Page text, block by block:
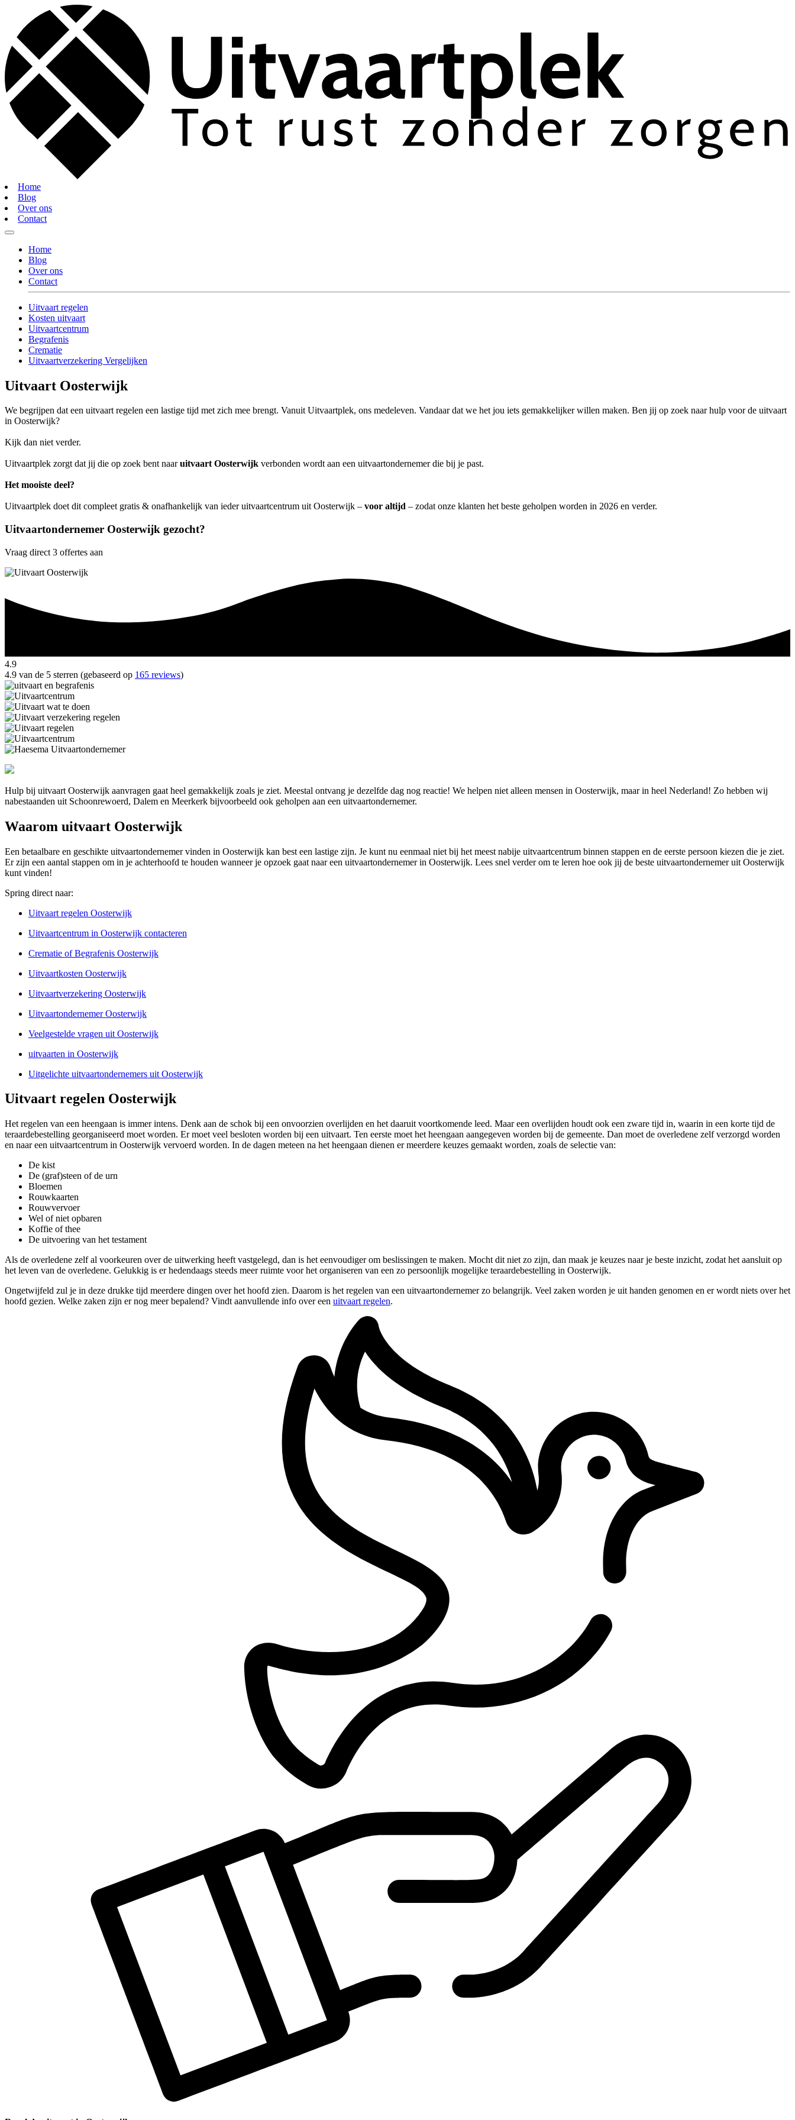
Home
Blog
Over ons
Contact
Home
Blog
Over ons
Contact
Uitvaart regelen
Kosten uitvaart
Uitvaartcentrum
Begrafenis
Crematie
Uitvaartverzekering Vergelijken
Uitvaart Oosterwijk
We begrijpen dat een uitvaart regelen een lastige tijd met zich mee brengt. Vanuit Uitvaartplek, ons medeleven. Vandaar dat we het jou iets gemakkelijker willen maken. Ben jij op zoek naar hulp voor de uitvaart
in Oosterwijk?
Kijk dan niet verder.
Uitvaartplek zorgt dat jij die op zoek bent naaruitvaart Oosterwijk verbonden wordt aan een uitvaartondernemer die bij je past.
Het mooiste deel?
Uitvaartplek doet dit compleet gratis & onafhankelijk van ieder uitvaartcentrum uit Oosterwijk – voor altijd – zodat onze klanten het beste geholpen worden in 2026 en verder.
Uitvaartondernemer Oosterwijk gezocht?
Vraag direct 3 offertes aan
4.9
4.9 van de 5 sterren (gebaseerd op 165 reviews)
Hulp bij uitvaart Oosterwijk aanvragen gaat heel gemakkelijk zoals je ziet. Meestal ontvang je dezelfde dag nog reactie! We helpen niet alleen mensen in Oosterwijk, maar in heel Nederland! Zo hebben wij
nabestaanden uit Schoonrewoerd, Dalem en Meerkerk bijvoorbeeld ook geholpen aan een uitvaartondernemer.
Waarom uitvaart Oosterwijk
Een betaalbare en geschikte uitvaartondernemer vinden in Oosterwijk kan best een lastige zijn. Je kunt nu eenmaal niet bij het meest nabije uitvaartcentrum binnen stappen en de eerste persoon kiezen die je ziet.
Er zijn een aantal stappen om in je achterhoofd te houden wanneer je opzoek gaat naar een uitvaartondernemer in Oosterwijk. Lees snel verder om te leren hoe ook jij de beste uitvaartondernemer uit Oosterwijk
kunt vinden!
Spring direct naar:
Uitvaart regelen Oosterwijk
Uitvaartcentrum in Oosterwijk contacteren
Crematie of Begrafenis Oosterwijk
Uitvaartkosten Oosterwijk
Uitvaartverzekering Oosterwijk
Uitvaartondernemer Oosterwijk
Veelgestelde vragen uit Oosterwijk
uitvaarten in Oosterwijk
Uitgelichte uitvaartondernemers uit Oosterwijk
Uitvaart regelen Oosterwijk
Het regelen van een heengaan is immer intens. Denk aan de schok bij een onvoorzien overlijden en het daaruit voortkomende leed. Maar een overlijden houdt ook een zware tijd in, waarin in een korte tijd de
teraardebestelling georganiseerd moet worden. Er moet veel besloten worden bij een uitvaart. Ten eerste moet het heengaan aangegeven worden bij de gemeente. Dan moet de overledene zelf verzorgd worden
en naar een uitvaartcentrum in Oosterwijk vervoerd worden. In de dagen meteen na het heengaan dienen er meerdere keuzes gemaakt worden, zoals de selectie van:
De kist
De (graf)steen of de urn
Bloemen
Rouwkaarten
Rouwvervoer
Wel of niet opbaren
Koffie of thee
De uitvoering van het testament
Als de overledene zelf al voorkeuren over de uitwerking heeft vastgelegd, dan is het eenvoudiger om beslissingen te maken. Mocht dit niet zo zijn, dan maak je keuzes naar je beste inzicht, zodat het aansluit op
het leven van de overledene. Gelukkig is er hedendaags steeds meer ruimte voor het organiseren van een zo persoonlijk mogelijke teraardebestelling in Oosterwijk.
Ongetwijfeld zul je in deze drukke tijd meerdere dingen over het hoofd zien. Daarom is het regelen van een uitvaartondernemer zo belangrijk. Veel zaken worden je uit handen genomen en er wordt niets over het
hoofd gezien. Welke zaken zijn er nog meer bepalend? Vindt aanvullende info over een uitvaart regelen.